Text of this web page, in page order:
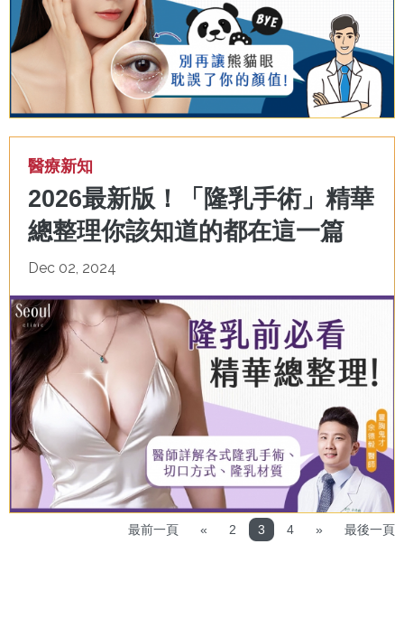
醫療新知
2026最新版！「隆乳手術」精華
總整理你該知道的都在這一篇
Dec 02, 2024
最前一頁 « 2 3 4 » 最後一頁